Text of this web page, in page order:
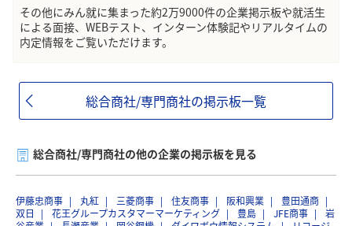
その他にみん就に集まった約2万9000件の企業掲示板や就活生
による面接、WEBテスト、インターン体験記やリアルタイムの
内定情報をご覧いただけます。
総合商社/専門商社の掲示板一覧
総合商社/専門商社の他の企業の掲示板を見る
伊藤忠商事 丸紅 三菱商事 住友商事 阪和興業
豊田通商
双日
花王グループカスタマーマーケティング 豊島 JFE商事
岩